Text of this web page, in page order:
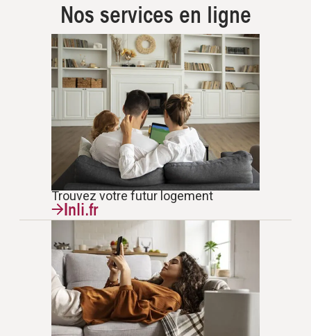
Nos services en ligne
Trouvez votre futur logement
Inli.fr